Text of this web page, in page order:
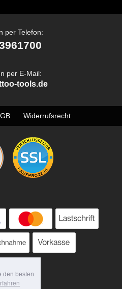
den besten
per Telefon:
per E-Mail:
tools.de
Widerrufsrecht